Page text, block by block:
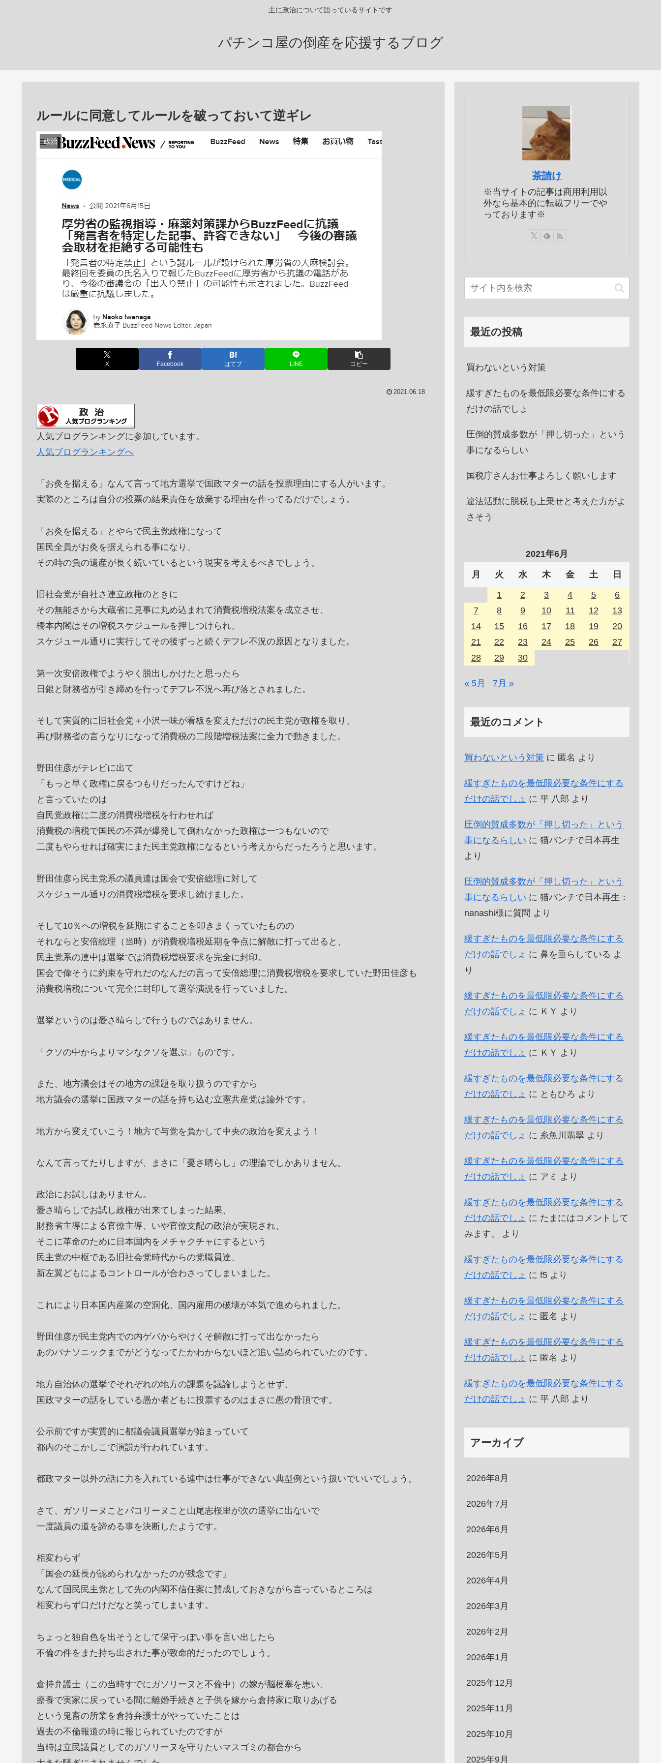
主に政治について語っているサイトです
パチンコ屋の倒産を応援するブログ
ルールに同意してルールを破っておいて逆ギレ
政治
X Facebook はてブ LINE コピー
2021.06.18
人気ブログランキングに参加しています。
人気ブログランキングへ
「お灸を据える」なんて言って地方選挙で国政マターの話を投票理由にする人がいます。
実際のところは自分の投票の結果責任を放棄する理由を作ってるだけでしょう。
「お灸を据える」とやらで民主党政権になって
国民全員がお灸を据えられる事になり、
その時の負の遺産が長く続いているという現実を考えるべきでしょう。
旧社会党が自社さ連立政権のときに
その無能さから大蔵省に見事に丸め込まれて消費税増税法案を成立させ、
橋本内閣はその増税スケジュールを押しつけられ、
スケジュール通りに実行してその後ずっと続くデフレ不況の原因となりました。
第一次安倍政権でようやく脱出しかけたと思ったら
日銀と財務省が引き締めを行ってデフレ不況へ再び落とされました。
そして実質的に旧社会党＋小沢一味が看板を変えただけの民主党が政権を取り、
再び財務省の言うなりになって消費税の二段階増税法案に全力で動きました。
野田佳彦がテレビに出て
「もっと早く政権に戻るつもりだったんですけどね」
と言っていたのは
自民党政権に二度の消費税増税を行わせれば
消費税の増税で国民の不満が爆発して倒れなかった政権は一つもないので
二度もやらせれば確実にまた民主党政権になるという考えからだったろうと思います。
野田佳彦ら民主党系の議員達は国会で安倍総理に対して
スケジュール通りの消費税増税を要求し続けました。
そして10％への増税を延期にすることを叩きまくっていたものの
それならと安倍総理（当時）が消費税増税延期を争点に解散に打って出ると、
民主党系の連中は選挙では消費税増税要求を完全に封印。
国会で偉そうに約束を守れだのなんだの言って安倍総理に消費税増税を要求していた野田佳彦も
消費税増税について完全に封印して選挙演説を行っていました。
選挙というのは憂さ晴らしで行うものではありません。
「クソの中からよりマシなクソを選ぶ」ものです。
また、地方議会はその地方の課題を取り扱うのですから
地方議会の選挙に国政マターの話を持ち込む立憲共産党は論外です。
地方から変えていこう！地方で与党を負かして中央の政治を変えよう！
なんて言ってたりしますが、まさに「憂さ晴らし」の理論でしかありません。
政治にお試しはありません。
憂さ晴らしでお試し政権が出来てしまった結果、
財務省主導による官僚主導、いや官僚支配の政治が実現され、
そこに革命のために日本国内をメチャクチャにするという
民主党の中枢である旧社会党時代からの党職員達、
新左翼どもによるコントロールが合わさってしまいました。
これにより日本国内産業の空洞化、国内雇用の破壊が本気で進められました。
野田佳彦が民主党内での内ゲバからやけくそ解散に打って出なかったら
あのパナソニックまでがどうなってたかわからないほど追い詰められていたのです。
地方自治体の選挙でそれぞれの地方の課題を議論しようとせず、
国政マターの話をしている愚か者どもに投票するのはまさに愚の骨頂です。
公示前ですが実質的に都議会議員選挙が始まっていて
都内のそこかしこで演説が行われています。
都政マター以外の話に力を入れている連中は仕事ができない典型例という扱いでいいでしょう。
さて、ガソリーヌことパコリーヌこと山尾志桜里が次の選挙に出ないで
一度議員の道を諦める事を決断したようです。
相変わらず
「国会の延長が認められなかったのが残念です」
なんて国民民主党として先の内閣不信任案に賛成しておきながら言っているところは
相変わらず口だけだなと笑ってしまいます。
ちょっと独自色を出そうとして保守っぽい事を言い出したら
不倫の件をまた持ち出された事が致命的だったのでしょう。
倉持弁護士（この当時すでにガソリーヌと不倫中）の嫁が脳梗塞を患い、
療養で実家に戻っている間に離婚手続きと子供を嫁から倉持家に取りあげる
という鬼畜の所業を倉持弁護士がやっていたことは
過去の不倫報道の時に報じられていたのですが
当時は立民議員としてのガソリーヌを守りたいマスゴミの都合から
茶請け
※当サイトの記事は商用利用以
外なら基本的に転載フリーでや
っております※
最近の投稿
買わないという対策
緩すぎたものを最低限必要な条件にする
だけの話でしょ
圧倒的賛成多数が「押し切った」という
事になるらしい
国税庁さんお仕事よろしく願いします
違法活動に脱税も上乗せと考えた方がよ
さそう
2021年6月
月 火 水 木 金 土 日
1 2 3 4 5
6
7
8 9 10 11 12
13
14
15 16 17 18 19
20
21
22 23 24 25 26
27
28
29 30
« 5月 7月 »
最近のコメント
買わないという対策 に 匿名 より
緩すぎたものを最低限必要な条件にする
だけの話でしょ に 平 八郎 より
圧倒的賛成多数が「押し切った」という
事になるらしい に 猫パンチで日本再生
より
圧倒的賛成多数が「押し切った」という
事になるらしい に 猫パンチで日本再生：
nanashi様に質問 より
緩すぎたものを最低限必要な条件にする
だけの話でしょ に 鼻を垂らしている よ
り
緩すぎたものを最低限必要な条件にする
だけの話でしょ に ＫＹ より
緩すぎたものを最低限必要な条件にする
だけの話でしょ に ＫＹ より
緩すぎたものを最低限必要な条件にする
だけの話でしょ に ともひろ より
緩すぎたものを最低限必要な条件にする
だけの話でしょ に 糸魚川翡翠 より
緩すぎたものを最低限必要な条件にする
だけの話でしょ に アミ より
緩すぎたものを最低限必要な条件にする
だけの話でしょ に たまにはコメントして
みます。
より
緩すぎたものを最低限必要な条件にする
だけの話でしょ に f5 より
緩すぎたものを最低限必要な条件にする
だけの話でしょ に 匿名 より
緩すぎたものを最低限必要な条件にする
だけの話でしょ に 匿名 より
緩すぎたものを最低限必要な条件にする
だけの話でしょ に 平 八郎 より
アーカイブ
2026年8月
2026年7月
2026年6月
2026年5月
2026年4月
2026年3月
2026年2月
2026年1月
2025年12月
2025年11月
2025年10月
2025年9月